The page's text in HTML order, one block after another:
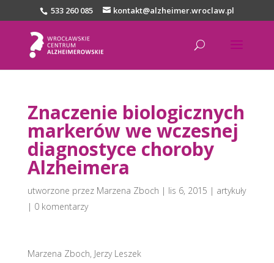
533 260 085 kontakt@alzheimer.wroclaw.pl
Znaczenie biologicznych
markerów we wczesnej
diagnostyce choroby
Alzheimera
utworzone przez Marzena Zboch | lis 6, 2015 | artykuły
| 0 komentarzy
Marzena Zboch, Jerzy Leszek